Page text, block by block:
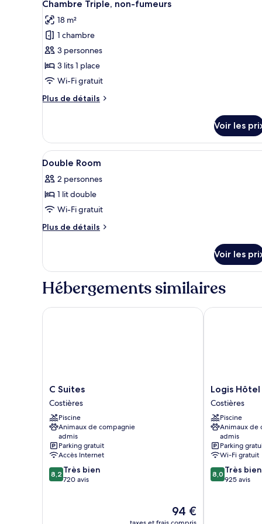
Chambre
Double,
non-
fumeurs
toutes
les
photos
pour
ce
type
chambre :
non-
fumeurs
Chambre Triple, non-fumeurs
18 m²
1 chambre
3 personnes
3 lits 1 place
Wi-Fi gratuit
Plus de détails
Plus
le
type
de
Chambre
Triple,
fumeurs
Voir les
Afficher
toutes
les
photos
pour
ce
chambre :
Double
Room
2
Double Room
2 personnes
1 lit double
Wi-Fi gratuit
Plus de détails
Plus
le
type
de
Double
Voir les
Hébergements similaires
C
Suites
Costières
C Suites
Costières
Piscine
Animaux de compagnie
admis
Parking gratuit
Accès Internet
8.2
sur
8,2 Très bien
720 avis
Le
nouveau
94 €
C Suites
Logis
Hôtel
Nimotel
Costières
Logis
Costières
Piscine
Animaux de
admis
Parking
Wi-Fi gratuit
8.0
sur
8,0 Très bien
925 avis
Logis Hôtel